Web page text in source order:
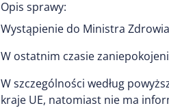
Opis sprawy:
Wystąpienie do Ministra
W ostatnim czasie
W szczególności według
kraje UE, natomiast nie ma